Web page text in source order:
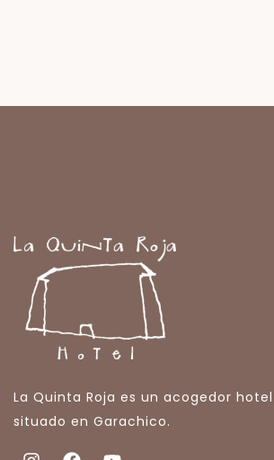
La Quinta Roja es un acogedor
situado en Garachico.